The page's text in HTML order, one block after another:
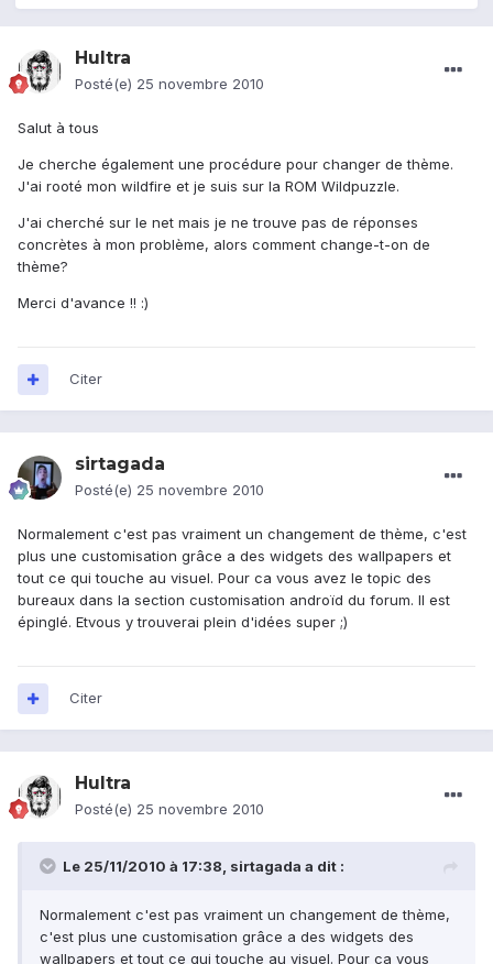
Hultra
Posté(e) 25 novembre 2010
Salut à tous
Je cherche également une procédure pour changer de thème.
J'ai rooté mon wildfire et je suis sur la ROM Wildpuzzle.
J'ai cherché sur le net mais je ne trouve pas de réponses
concrètes à mon problème, alors comment change-t-on de
thème?
Merci d'avance !! :)
Citer
sirtagada
Posté(e) 25 novembre 2010
Normalement c'est pas vraiment un changement de thème, c'est
plus une customisation grâce a des widgets des wallpapers et
tout ce qui touche au visuel. Pour ca vous avez le topic des
bureaux dans la section customisation androïd du forum. Il est
épinglé. Etvous y trouverai plein d'idées super ;)
Citer
Hultra
Posté(e) 25 novembre 2010
Le 25/11/2010 à 17:38, sirtagada a dit :
Normalement c'est pas vraiment un changement de thème,
c'est plus une customisation grâce a des widgets des
wallpapers et tout ce qui touche au visuel. Pour ca vous